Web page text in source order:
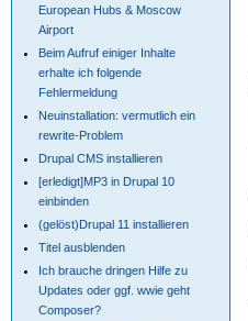
European Hubs & Moscow
Airport
Beim Aufruf einiger Inhalte
erhalte ich folgende
Fehlermeldung
Neuinstallation: vermutlich ein
rewrite-Problem
Drupal CMS installieren
[erledigt]MP3 in Drupal 10
einbinden
(gelöst)Drupal 11 installieren
Titel ausblenden
Ich brauche dringen Hilfe zu
Updates oder ggf. wwie geht
Composer?